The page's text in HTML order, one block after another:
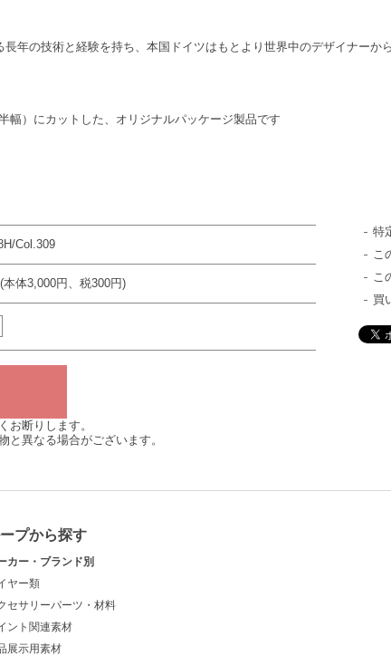
年の技術と経験を持ち、本国ドイツはもとより世界中のデザイナーか
）にカットした、オリジナルパッケージ製品です
Col.309
本体3,000円、税300円)
お断りします。
と異なる場合がございます。
特
こ
こ
買
プから探す
カー・ブランド別
ヤー類
セサリーパーツ・材料
ント関連素材
展示用素材